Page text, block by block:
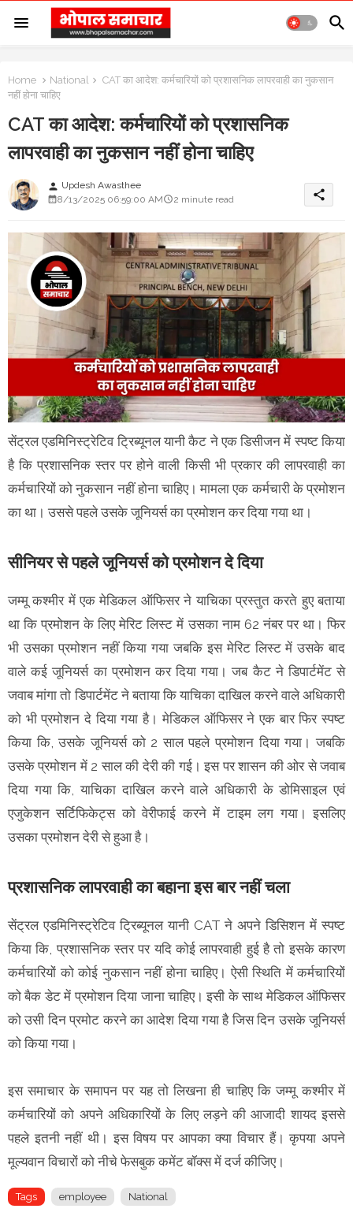
Home National
CAT का आदेश: कर्मचारियों को प्रशासनिक लापरवाही का नुकसान
नहीं होना चाहिए
CAT का आदेश: कर्मचारियों को प्रशासनिक
लापरवाही का नुकसान नहीं होना चाहिए
person Updesh Awasthee
8/13/2025 06:59:00 AM
2 minute read share
सेंट्रल एडमिनिस्ट्रेटिव ट्रिब्यूनल यानी कैट ने एक डिसीजन में स्पष्ट किया
है कि प्रशासनिक स्तर पर होने वाली किसी भी प्रकार की लापरवाही का
कर्मचारियों को नुकसान नहीं होना चाहिए। मामला एक कर्मचारी के प्रमोशन
का था। उससे पहले उसके जूनियर्स का प्रमोशन कर दिया गया था।
सीनियर से पहले जूनियर्स को प्रमोशन दे दिया
जम्मू कश्मीर में एक मेडिकल ऑफिसर ने याचिका प्रस्तुत करते हुए बताया
था कि प्रमोशन के लिए मेरिट लिस्ट में उसका नाम 62 नंबर पर था। फिर
भी उसका प्रमोशन नहीं किया गया जबकि इस मेरिट लिस्ट में उसके बाद
वाले कई जूनियर्स का प्रमोशन कर दिया गया। जब कैट ने डिपार्टमेंट से
जवाब मांगा तो डिपार्टमेंट ने बताया कि याचिका दाखिल करने वाले अधिकारी
को भी प्रमोशन दे दिया गया है। मेडिकल ऑफिसर ने एक बार फिर स्पष्ट
किया कि, उसके जूनियर्स को 2 साल पहले प्रमोशन दिया गया। जबकि
उसके प्रमोशन में 2 साल की देरी की गई। इस पर शासन की ओर से जवाब
दिया गया कि, याचिका दाखिल करने वाले अधिकारी के डोमिसाइल एवं
एजुकेशन सर्टिफिकेट्स को वेरीफाई करने में टाइम लग गया। इसलिए
उसका प्रमोशन देरी से हुआ है।
प्रशासनिक लापरवाही का बहाना इस बार नहीं चला
सेंट्रल एडमिनिस्ट्रेटिव ट्रिब्यूनल यानी CAT ने अपने डिसिशन में स्पष्ट
किया कि, प्रशासनिक स्तर पर यदि कोई लापरवाही हुई है तो इसके कारण
कर्मचारियों को कोई नुकसान नहीं होना चाहिए। ऐसी स्थिति में कर्मचारियों
को बैक डेट में प्रमोशन दिया जाना चाहिए। इसी के साथ मेडिकल ऑफिसर
को उसी दिन प्रमोट करने का आदेश दिया गया है जिस दिन उसके जूनियर्स
को किया गया।
इस समाचार के समापन पर यह तो लिखना ही चाहिए कि जम्मू कश्मीर में
कर्मचारियों को अपने अधिकारियों के लिए लड़ने की आजादी शायद इससे
पहले इतनी नहीं थी। इस विषय पर आपका क्या विचार हैं। कृपया अपने
मूल्यवान विचारों को नीचे फेसबुक कमेंट बॉक्स में दर्ज कीजिए।
Tags employee National